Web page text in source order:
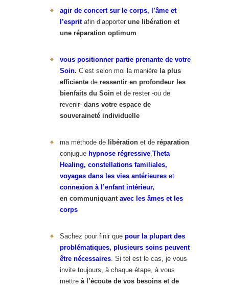
agir de concert sur le corps, l’âme et
l’esprit afin d’apporter une libération et
une réparation optimum
vous positionner partie prenante de votre
Soin. C’est selon moi la manière la plus
efficiente de ressentir en profondeur les
bienfaits du Soin et de rester -ou de
revenir- dans votre espace de
souveraineté individuelle
ma méthode de libération et de réparation
conjugue hypnose régressive,Theta
Healing, constellations familiales,
voyages dans les vies antérieures et
connexion à l’enfant intérieur,
en communiquant avec les âmes et les
corps
Sachez pour finir que pour la plupart des
problématiques, plusieurs soins peuvent
être nécessaires. Si tel est le cas, je vous
invite toujours, à chaque étape, à vous
mettre à l’écoute de vos besoins et de